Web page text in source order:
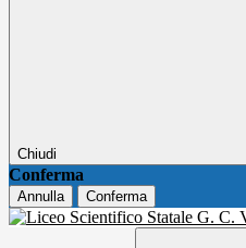
Chiudi
Conferma
Annulla Conferma